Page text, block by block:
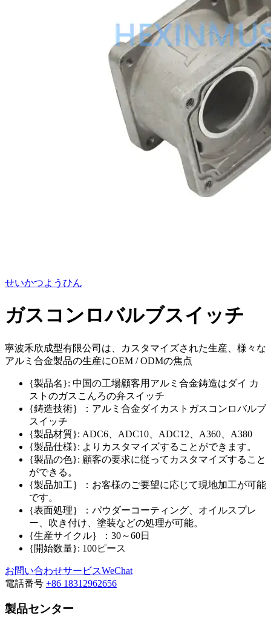
せいかつようひん
ガスコンロバルブスイッチ
寧波禾欣成型有限公司は、カスタマイズされた生産、様々な
アルミ合金製品の生産にOEM / ODMの焦点
{製品名}: 中国の工場顧客用アルミ合金鋳造はダイ カ
ストのガスこんろの弁スイッチ
{鋳造技術｝：アルミ合金ダイカストガスコンロバルブ
スイッチ
{製品材質}: ADC6、ADC10、ADC12、A360、A380
{製品仕様}: よりカスタマイズすることができます。
{製品の色}: 顧客の要求に従ってカスタマイズすること
ができる。
{製品加工｝：お客様のご要望に応じて現地加工が可能
です。
{表面処理｝：パウダーコーティング、オイルスプレ
ー、吹き付け、塗装などの処理が可能。
{生産サイクル｝：30～60日
{開始数量}: 100ピース
お問い合わせサービスWeChat
電話番号 +86 18312962656
製品センター